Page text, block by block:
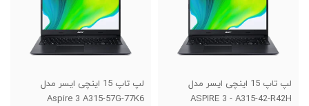
لپ تاپ 15 اینچی ایسر مدل
ASPIRE 3 - A315-42-R42H
لپ تاپ 15 اینچی ایسر مدل
Aspire 3 A315-57G-77K6